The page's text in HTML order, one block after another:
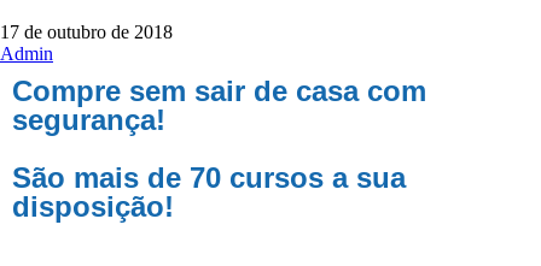
17 de outubro de 2018
Admin
Compre sem sair de casa com
segurança!
São mais de 70 cursos a sua
disposição!